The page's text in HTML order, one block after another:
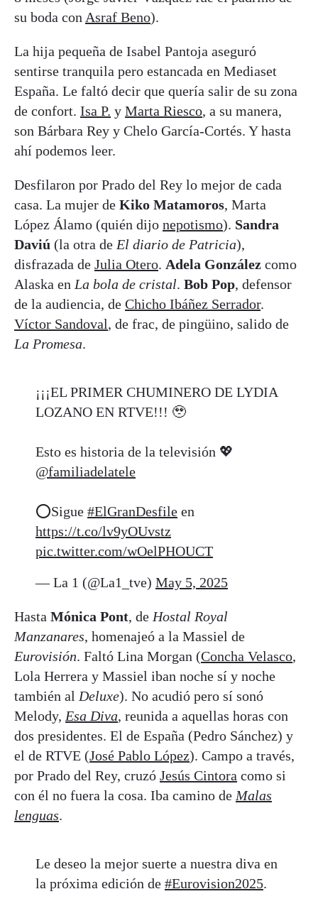
su boda con Asraf Beno).
La hija pequeña de Isabel Pantoja aseguró
sentirse tranquila pero estancada en Mediaset
España. Le faltó decir que quería salir de su zona
de confort. Isa P. y Marta Riesco, a su manera,
son Bárbara Rey y Chelo García-Cortés. Y hasta
ahí podemos leer.
Desfilaron por Prado del Rey lo mejor de cada
casa. La mujer de Kiko Matamoros, Marta
López Álamo (quién dijo nepotismo). Sandra
Daviú (la otra de El diario de Patricia),
disfrazada de Julia Otero. Adela González como
Alaska en La bola de cristal. Bob Pop, defensor
de la audiencia, de Chicho Ibáñez Serrador.
Víctor Sandoval, de frac, de pingüino, salido de
La Promesa.
¡¡¡EL PRIMER CHUMINERO DE LYDIA
LOZANO EN RTVE!!! 🥹
Esto es historia de la televisión 💖
@familiadelatele
⭕️Sigue #ElGranDesfile en
https://t.co/lv9yOUvstz
pic.twitter.com/wOelPHOUCT
— La 1 (@La1_tve) May 5, 2025
Hasta Mónica Pont, de Hostal Royal
Manzanares, homenajeó a la Massiel de
Eurovisión. Faltó Lina Morgan (Concha Velasco,
Lola Herrera y Massiel iban noche sí y noche
también al Deluxe). No acudió pero sí sonó
Melody, Esa Diva, reunida a aquellas horas con
dos presidentes. El de España (Pedro Sánchez) y
el de RTVE (José Pablo López). Campo a través,
por Prado del Rey, cruzó Jesús Cintora como si
con él no fuera la cosa. Iba camino de Malas
lenguas.
Le deseo la mejor suerte a nuestra diva en
la próxima edición de #Eurovision2025.